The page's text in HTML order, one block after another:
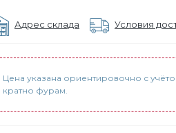
Адрес склада Условия
Цена указана ориентировочно с
кратно фурам.